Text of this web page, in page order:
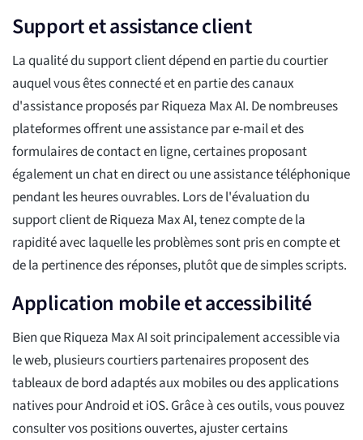
Support et assistance client
La qualité du support client dépend en partie du courtier
auquel vous êtes connecté et en partie des canaux
d'assistance proposés par Riqueza Max AI. De nombreuses
plateformes offrent une assistance par e-mail et des
formulaires de contact en ligne, certaines proposant
également un chat en direct ou une assistance téléphonique
pendant les heures ouvrables. Lors de l'évaluation du
support client de Riqueza Max AI, tenez compte de la
rapidité avec laquelle les problèmes sont pris en compte et
de la pertinence des réponses, plutôt que de simples scripts.
Application mobile et accessibilité
Bien que Riqueza Max AI soit principalement accessible via
le web, plusieurs courtiers partenaires proposent des
tableaux de bord adaptés aux mobiles ou des applications
natives pour Android et iOS. Grâce à ces outils, vous pouvez
consulter vos positions ouvertes, ajuster certains